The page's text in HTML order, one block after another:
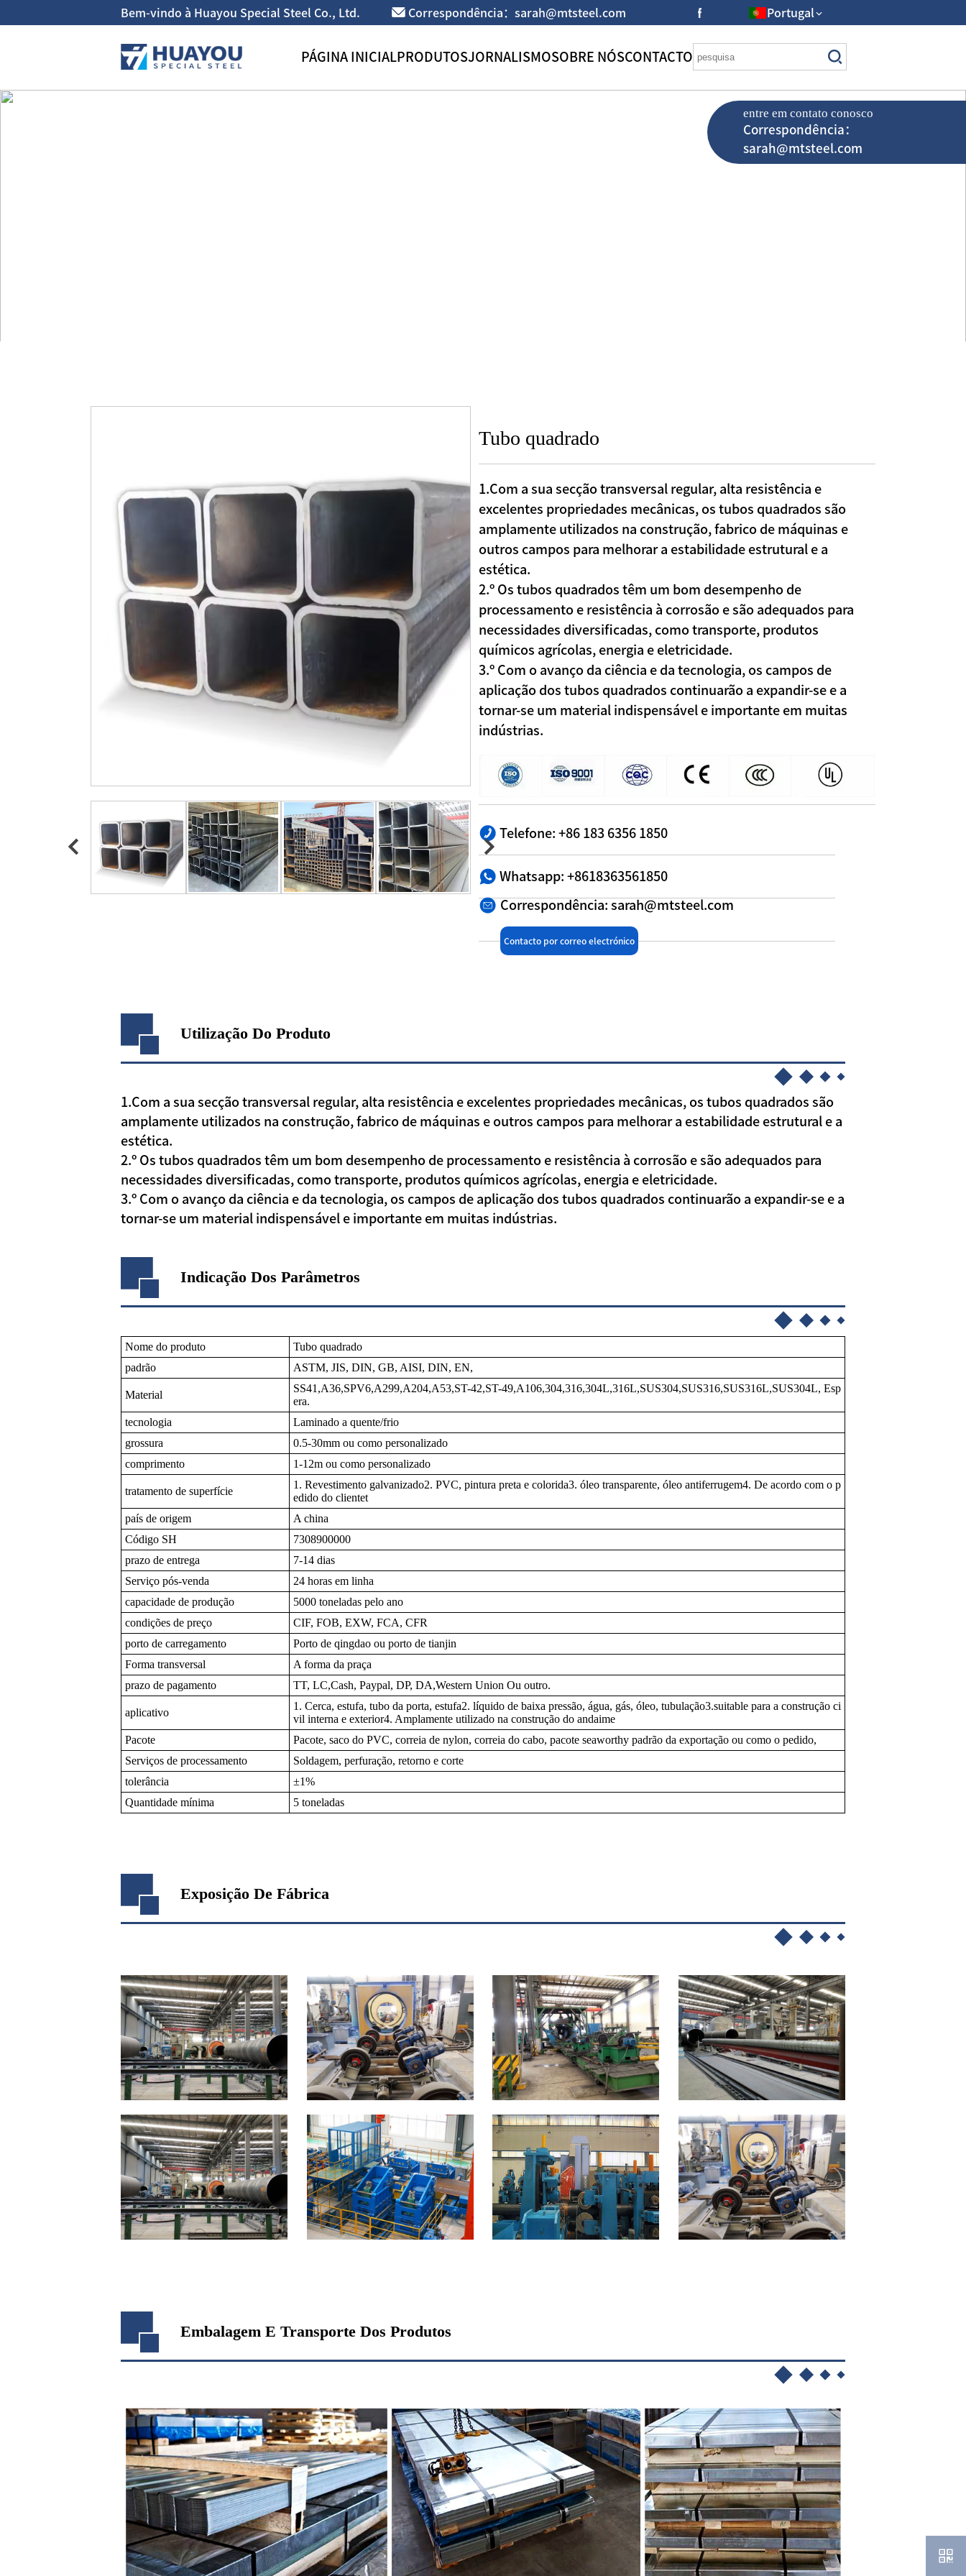
Bem-vindo à Huayou Special Steel Co., Ltd. Correspondência：sarah@mtsteel.com Portugal
PÁGINA INICIAL PRODUTOSJORNALISMOSOBRE NÓSCONTACTO
entre em contato conosco
Correspondência：
sarah@mtsteel.com
Tubo quadrado
1.Com a sua secção transversal regular, alta resistência e
excelentes propriedades mecânicas, os tubos quadrados são
amplamente utilizados na construção, fabrico de máquinas e
outros campos para melhorar a estabilidade estrutural e a
estética.
2.º Os tubos quadrados têm um bom desempenho de
processamento e resistência à corrosão e são adequados para
necessidades diversificadas, como transporte, produtos
químicos agrícolas, energia e eletricidade.
3.º Com o avanço da ciência e da tecnologia, os campos de
aplicação dos tubos quadrados continuarão a expandir-se e a
tornar-se um material indispensável e importante em muitas
indústrias.
Telefone: +86 183 6356 1850
Whatsapp: +8618363561850
Correspondência: sarah@mtsteel.com
Contacto por correo electrónico
Utilização Do Produto
1.Com a sua secção transversal regular, alta resistência e excelentes propriedades mecânicas, os tubos quadrados são
amplamente utilizados na construção, fabrico de máquinas e outros campos para melhorar a estabilidade estrutural e a
estética.
2.º Os tubos quadrados têm um bom desempenho de processamento e resistência à corrosão e são adequados para
necessidades diversificadas, como transporte, produtos químicos agrícolas, energia e eletricidade.
3.º Com o avanço da ciência e da tecnologia, os campos de aplicação dos tubos quadrados continuarão a expandir-se e a
tornar-se um material indispensável e importante em muitas indústrias.
Indicação Dos Parâmetros
Nome do produto
Tubo quadrado
padrão
ASTM, JIS, DIN, GB, AISI, DIN, EN,
Material
SS41,A36,SPV6,A299,A204,A53,ST-42,ST-49,A106,304,316,304L,316L,SUS304,SUS316,SUS316L,SUS304L, Esp
era.
tecnologia
Laminado a quente/frio
grossura
0.5-30mm ou como personalizado
comprimento
1-12m ou como personalizado
tratamento de superfície
1. Revestimento galvanizado2. PVC, pintura preta e colorida3. óleo transparente, óleo antiferrugem4. De acordo com o p
edido do clientet
país de origem
A china
Código SH
7308900000
prazo de entrega
7-14 dias
Serviço pós-venda
24 horas em linha
capacidade de produção
5000 toneladas pelo ano
condições de preço
CIF, FOB, EXW, FCA, CFR
porto de carregamento
Porto de qingdao ou porto de tianjin
Forma transversal
A forma da praça
prazo de pagamento
TT, LC,Cash, Paypal, DP, DA,Western Union Ou outro.
aplicativo
1. Cerca, estufa, tubo da porta, estufa2. líquido de baixa pressão, água, gás, óleo, tubulação3.suitable para a construção ci
vil interna e exterior4. Amplamente utilizado na construção do andaime
Pacote
Pacote, saco do PVC, correia de nylon, correia do cabo, pacote seaworthy padrão da exportação ou como o pedido,
Serviços de processamento
Soldagem, perfuração, retorno e corte
tolerância
±1%
Quantidade mínima
5 toneladas
Exposição De Fábrica
Embalagem E Transporte Dos Produtos